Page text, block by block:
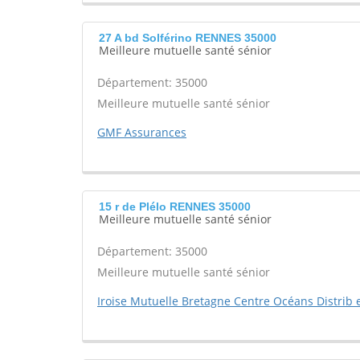
27 A bd Solférino RENNES 35000
Meilleure mutuelle santé sénior
Département: 35000
Meilleure mutuelle santé sénior
GMF Assurances
15 r de Plélo RENNES 35000
Meilleure mutuelle santé sénior
Département: 35000
Meilleure mutuelle santé sénior
Iroise Mutuelle Bretagne Centre Océans Distrib